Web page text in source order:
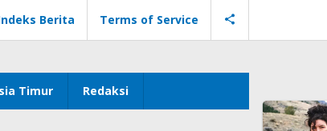
Berita Terms of Service
Timur Redaksi